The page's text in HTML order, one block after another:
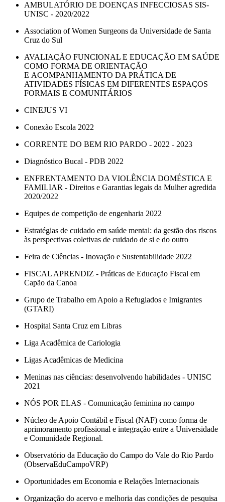
AMBULATÓRIO DE DOENÇAS INFECCIOSAS SIS-
UNISC - 2020/2022
Association of Women Surgeons da Universidade de Santa
Cruz do Sul
AVALIAÇÃO FUNCIONAL E EDUCAÇÃO EM SAÚDE
COMO FORMA DE ORIENTAÇÃO
E ACOMPANHAMENTO DA PRÁTICA DE
ATIVIDADES FÍSICAS EM DIFERENTES ESPAÇOS
FORMAIS E COMUNITÁRIOS
CINEJUS VI
Conexão Escola 2022
CORRENTE DO BEM RIO PARDO - 2022 - 2023
Diagnóstico Bucal - PDB 2022
ENFRENTAMENTO DA VIOLÊNCIA DOMÉSTICA E
FAMILIAR - Direitos e Garantias legais da Mulher agredida
2020/2022
Equipes de competição de engenharia 2022
Estratégias de cuidado em saúde mental: da gestão dos riscos
às perspectivas coletivas de cuidado de si e do outro
Feira de Ciências - Inovação e Sustentabilidade 2022
FISCAL APRENDIZ - Práticas de Educação Fiscal em
Capão da Canoa
Grupo de Trabalho em Apoio a Refugiados e Imigrantes
(GTARI)
Hospital Santa Cruz em Libras
Liga Acadêmica de Cariologia
Ligas Acadêmicas de Medicina
Meninas nas ciências: desenvolvendo habilidades - UNISC
2021
NÓS POR ELAS - Comunicação feminina no campo
Núcleo de Apoio Contábil e Fiscal (NAF) como forma de
aprimoramento profissional e integração entre a Universidade
e Comunidade Regional.
Observatório da Educação do Campo do Vale do Rio Pardo
(ObservaEduCampoVRP)
Oportunidades em Economia e Relações Internacionais
Organização do acervo e melhoria das condições de pesquisa